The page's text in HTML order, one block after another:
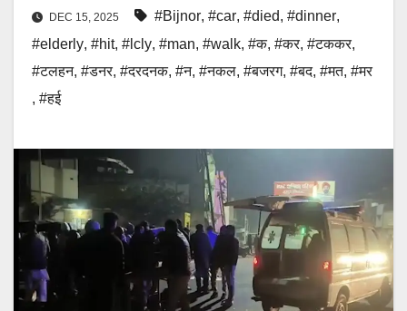
DEC 15, 2025 #Bijnor, #car, #died, #dinner,
#elderly, #hit, #lcly, #man, #walk, #क, #कर, #टककर,
#टलहन, #डनर, #दरदनक, #न, #नकल, #बजरग, #बद, #मत, #मर
, #हई